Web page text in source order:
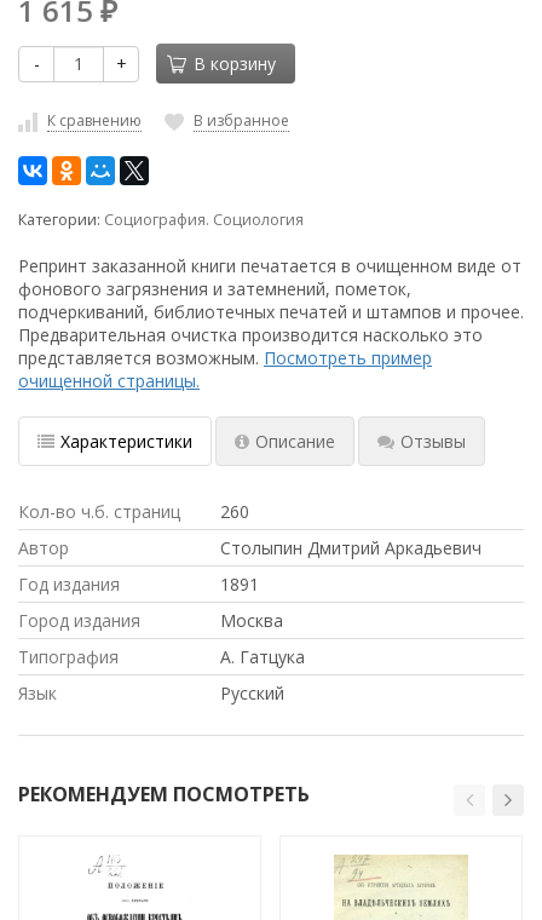
1 615 ₽
- + В корзину
К сравнению В избранное
Категории: Социография. Социология
Репринт заказанной книги печатается в очищенном виде от
фонового загрязнения и затемнений, пометок,
подчеркиваний, библиотечных печатей и штампов и прочее.
Предварительная очистка производится насколько это
представляется возможным. Посмотреть пример
очищенной страницы.
Характеристики Описание Отзывы
Кол-во ч.б. страниц
260
Автор
Столыпин Дмитрий Аркадьевич
Год издания
1891
Город издания
Москва
Типография
А. Гатцука
Язык
Русский
РЕКОМЕНДУЕМ ПОСМОТРЕТЬ